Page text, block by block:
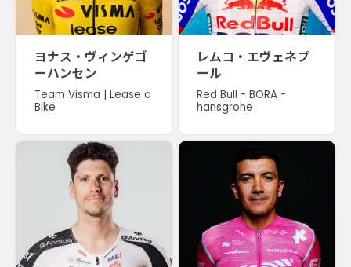
ヨナス・ヴィンゲゴ
ーハンセン
Team Visma | Lease a
Bike
レムコ・エヴェネプ
ール
Red Bull - BORA -
hansgrohe